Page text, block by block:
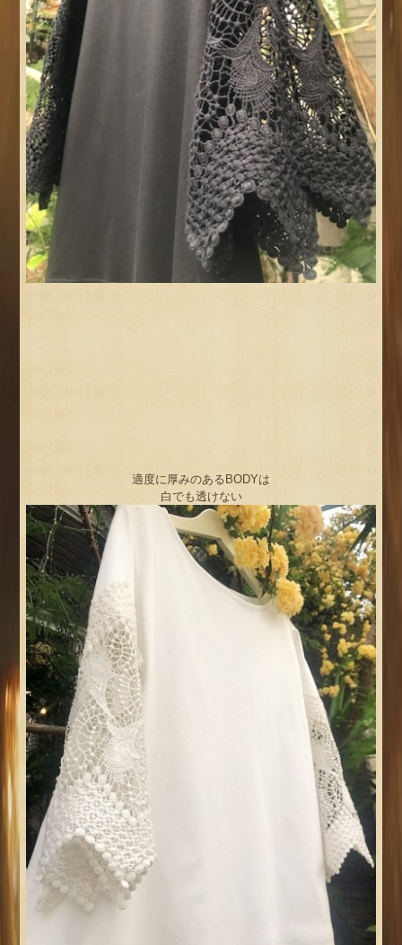
適度に厚みのあるBODYは
白でも透けない